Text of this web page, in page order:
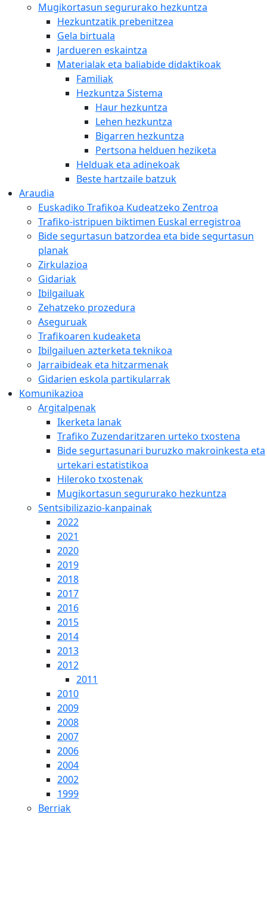
Mugikortasun segururako hezkuntza
Hezkuntzatik prebenitzea
Gela birtuala
Jardueren eskaintza
Materialak eta baliabide didaktikoak
Familiak
Hezkuntza Sistema
Haur hezkuntza
Lehen hezkuntza
Bigarren hezkuntza
Pertsona helduen heziketa
Helduak eta adinekoak
Beste hartzaile batzuk
Araudia
Euskadiko Trafikoa Kudeatzeko Zentroa
Trafiko-istripuen biktimen Euskal erregistroa
Bide segurtasun batzordea eta bide segurtasun
planak
Zirkulazioa
Gidariak
Ibilgailuak
Zehatzeko prozedura
Aseguruak
Trafikoaren kudeaketa
Ibilgailuen azterketa teknikoa
Jarraibideak eta hitzarmenak
Gidarien eskola partikularrak
Komunikazioa
Argitalpenak
Ikerketa lanak
Trafiko Zuzendaritzaren urteko txostena
Bide segurtasunari buruzko makroinkesta eta
urtekari estatistikoa
Hileroko txostenak
Mugikortasun segururako hezkuntza
Sentsibilizazio-kanpainak
2022
2021
2020
2019
2018
2017
2016
2015
2014
2013
2012
2011
2010
2009
2008
2007
2006
2004
2002
1999
Berriak